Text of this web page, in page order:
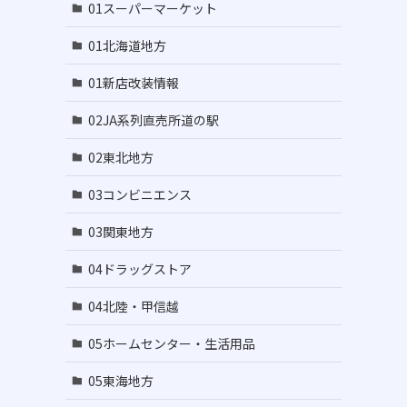
01スーパーマーケット
01北海道地方
01新店改装情報
02JA系列直売所道の駅
02東北地方
03コンビニエンス
03関東地方
04ドラッグストア
04北陸・甲信越
05ホームセンター・生活用品
05東海地方